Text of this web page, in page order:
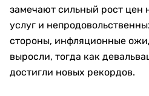
замечают сильный рост цен
услуг и
стороны, инфляционные
выросли, тогда как
достигли новых рекордов.